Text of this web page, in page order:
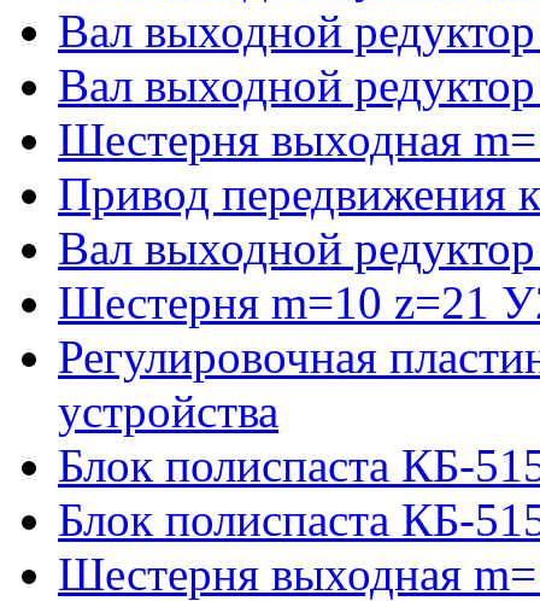
Вал выходной
Вал выходной
Шестерня выходная
Привод передвижения
Вал выходной
Шестерня m=10 z=21
Регулировочная
устройства
Блок полиспаста КБ-
Блок полиспаста КБ-
Шестерня выходная